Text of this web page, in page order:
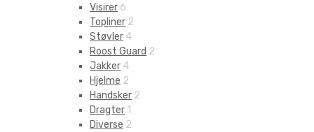
Visirer 6
Topliner 2
Støvler 4
Roost Guard 2
Jakker 4
Hjelme 2
Handsker 2
Dragter 1
Diverse 2